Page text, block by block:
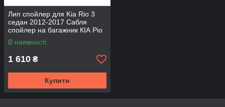
Лип спойлер для Kia Rio 3
седан 2012-2017 Сабля
спойлер на багажник КІА Ріо
Спойлер на багажник Ріо
В наявності
1 610 ₴
Купити